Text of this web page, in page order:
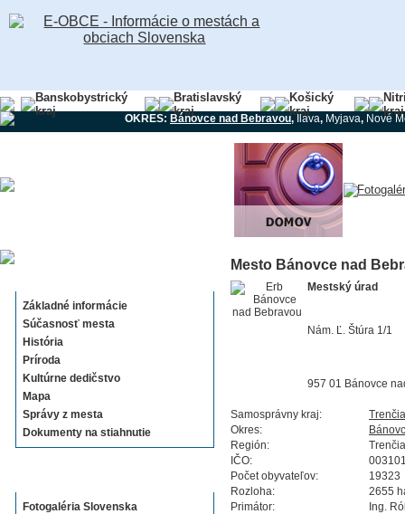
Banskobystrický
kraj
Bratislavský
kraj
Košický
kraj
kraj
OKRES: Bánovce nad Bebravou,Ilava, Myjava, Nové
Základné informácie
Súčasnosť mesta
História
Príroda
Kultúrne dedičstvo
Mapa
Správy z mesta
Dokumenty na stiahnutie
Fotogaléria Slovenska
Mesto Bánovce nad
Mestský úrad
Nám. Ľ. Štúra 1/1
957 01 Bánovce
Samosprávny kraj:
Okres:
Región:
IČO:
Počet obyvateľov:
19323
Rozloha:
2655
Primátor:
Ing.